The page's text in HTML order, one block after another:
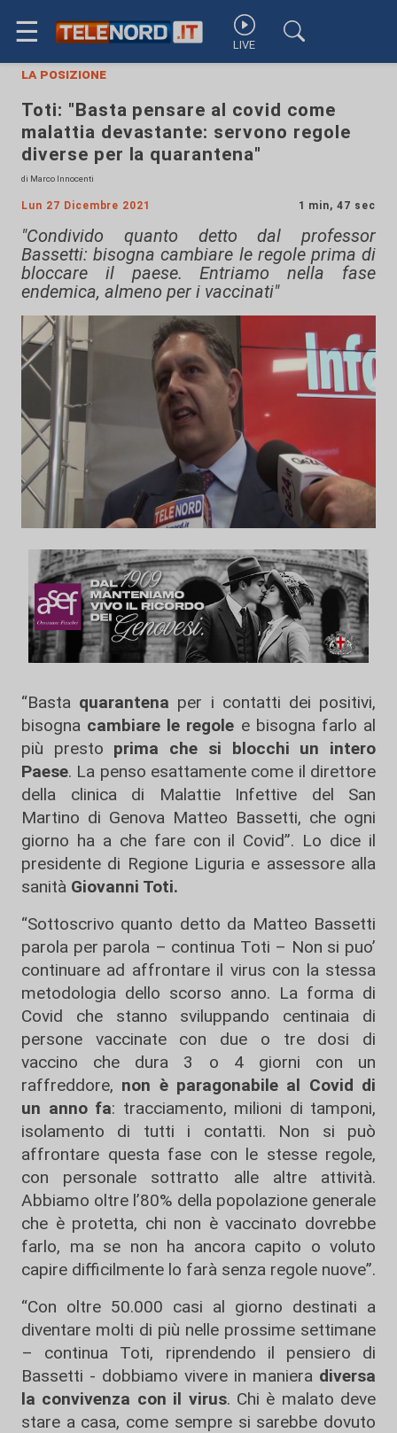
☰ LIVE
la posizione
Toti: "Basta pensare al covid come
malattia devastante: servono regole
diverse per la quarantena"
di Marco Innocenti
Lun 27 Dicembre 2021 1 min, 47 sec
"Condivido quanto detto dal professor
Bassetti: bisogna cambiare le regole prima di
bloccare il paese. Entriamo nella fase
endemica, almeno per i vaccinati"
“Basta quarantena per i contatti dei positivi,
bisogna cambiare le regole e bisogna farlo al
più presto prima che si blocchi un intero
Paese. La penso esattamente come il direttore
della clinica di Malattie Infettive del San
Martino di Genova Matteo Bassetti, che ogni
giorno ha a che fare con il Covid”. Lo dice il
presidente di Regione Liguria e assessore alla
sanità Giovanni Toti.
“Sottoscrivo quanto detto da Matteo Bassetti
parola per parola – continua Toti – Non si puo’
continuare ad affrontare il virus con la stessa
metodologia dello scorso anno. La forma di
Covid che stanno sviluppando centinaia di
persone vaccinate con due o tre dosi di
vaccino che dura 3 o 4 giorni con un
raffreddore, non è paragonabile al Covid di
un anno fa: tracciamento, milioni di tamponi,
isolamento di tutti i contatti. Non si può
affrontare questa fase con le stesse regole,
con personale sottratto alle altre attività.
Abbiamo oltre l’80% della popolazione generale
che è protetta, chi non è vaccinato dovrebbe
farlo, ma se non ha ancora capito o voluto
capire difficilmente lo farà senza regole nuove”.
“Con oltre 50.000 casi al giorno destinati a
diventare molti di più nelle prossime settimane
– continua Toti, riprendendo il pensiero di
Bassetti - dobbiamo vivere in maniera diversa
la convivenza con il virus. Chi è malato deve
stare a casa, come sempre si sarebbe dovuto